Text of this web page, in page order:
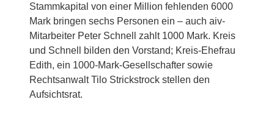
Stammkapital von einer Million fehlenden 6000
Mark bringen sechs Personen ein – auch aiv-
Mitarbeiter Peter Schnell zahlt 1000 Mark. Kreis
und Schnell bilden den Vorstand; Kreis-Ehefrau
Edith, ein 1000-Mark-Gesellschafter sowie
Rechtsanwalt Tilo Strickstrock stellen den
Aufsichtsrat.